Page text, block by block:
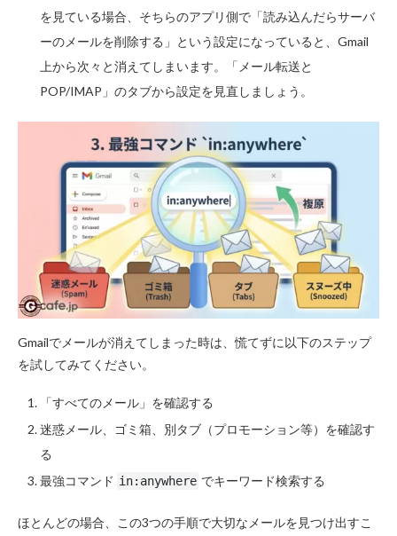
を見ている場合、そちらのアプリ側で「読み込んだらサーバ
ーのメールを削除する」という設定になっていると、Gmail
上から次々と消えてしまいます。「メール転送と
POP/IMAP」のタブから設定を見直しましょう。
Gmailでメールが消えてしまった時は、慌てずに以下のステップ
を試してみてください。
「すべてのメール」を確認する
迷惑メール、ゴミ箱、別タブ（プロモーション等）を確認す
る
最強コマンド in:anywhere でキーワード検索する
ほとんどの場合、この3つの手順で大切なメールを見つけ出すこ